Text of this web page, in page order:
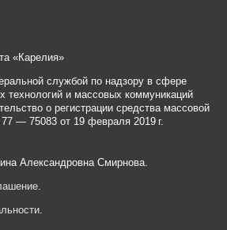
«Карелия»
службой по надзору в сфере
технологий и массовых коммуникаций
о регистрации средства массовой
— 75083 от 19 февраля 2019 г.
Александровна Смирнова.
.